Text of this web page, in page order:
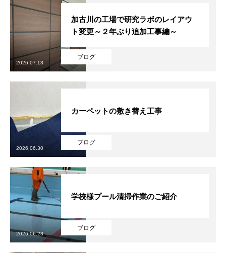
ブログ
加古川の工場で研究ラボのレイアウ
ト変更～２年ぶり追加工事編～
2026.07.13
ブログ
カーペットの敷き替え工事
2026.06.30
ブログ
学校様プール清掃作業のご紹介
2026.06.23